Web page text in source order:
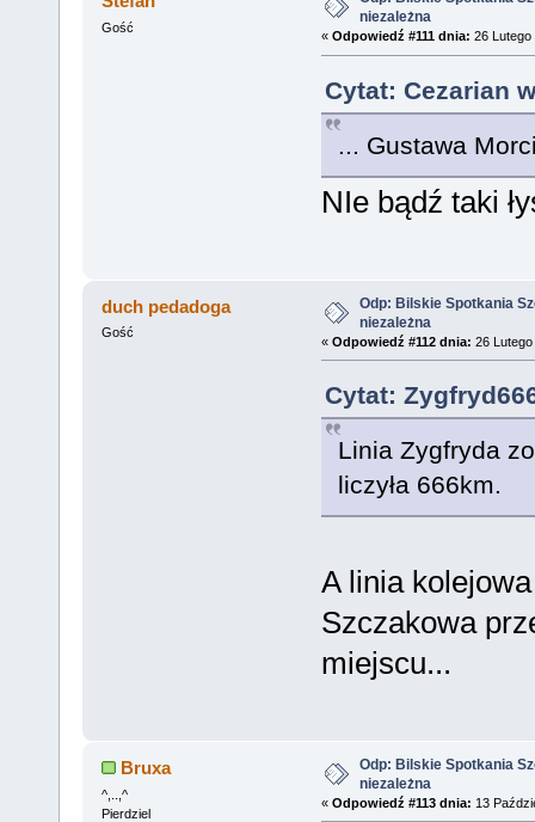
Gość
niezależna
« Odpowiedź #111 dnia: 26 Lutego
Cytat: Cezarian
... Gustawa
NIe bądź taki
duch pedadoga
Gość
Odp: Bilskie Spotkania
niezależna
« Odpowiedź #112 dnia: 26
Cytat:
Linia Zygfryda
liczyła 666km.
A linia
Szczakowa
miejscu...
Bruxa
^,..,^
Pierdziel
Odp: Bilskie Spotkania
niezależna
« Odpowiedź #113 dnia: 13